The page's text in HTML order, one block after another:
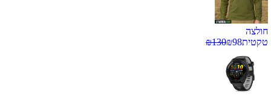
חולצה
טקטית
₪98
₪130